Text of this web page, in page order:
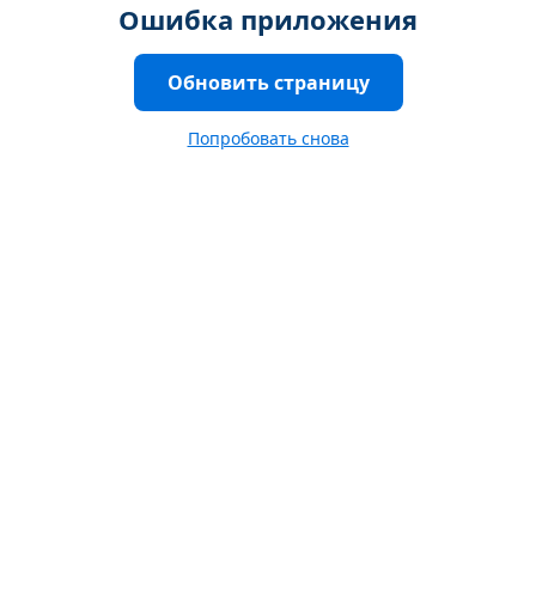
Ошибка приложения
Обновить страницу
Попробовать снова